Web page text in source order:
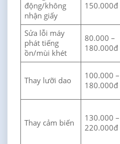
động/không
nhận giấy
150.000đ
Sửa lỗi máy
phát tiếng
ồn/mùi khét
80.000 –
180.000đ
Thay lưỡi dao
100.000 –
180.000đ
Thay cảm biến
130.000 –
220.000đ